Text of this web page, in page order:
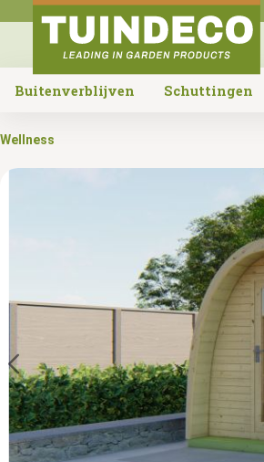
search Skip to main navigation
Buitenverblijven Schuttingen
Wellness